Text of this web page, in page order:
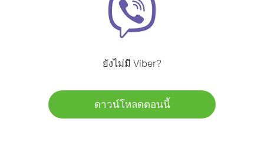
ยังไม่มี Viber?
ดาวน์โหลดตอนนี้